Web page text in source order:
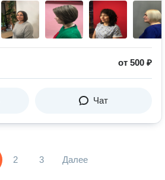
от 500 ₽
Чат
2 3 Далее